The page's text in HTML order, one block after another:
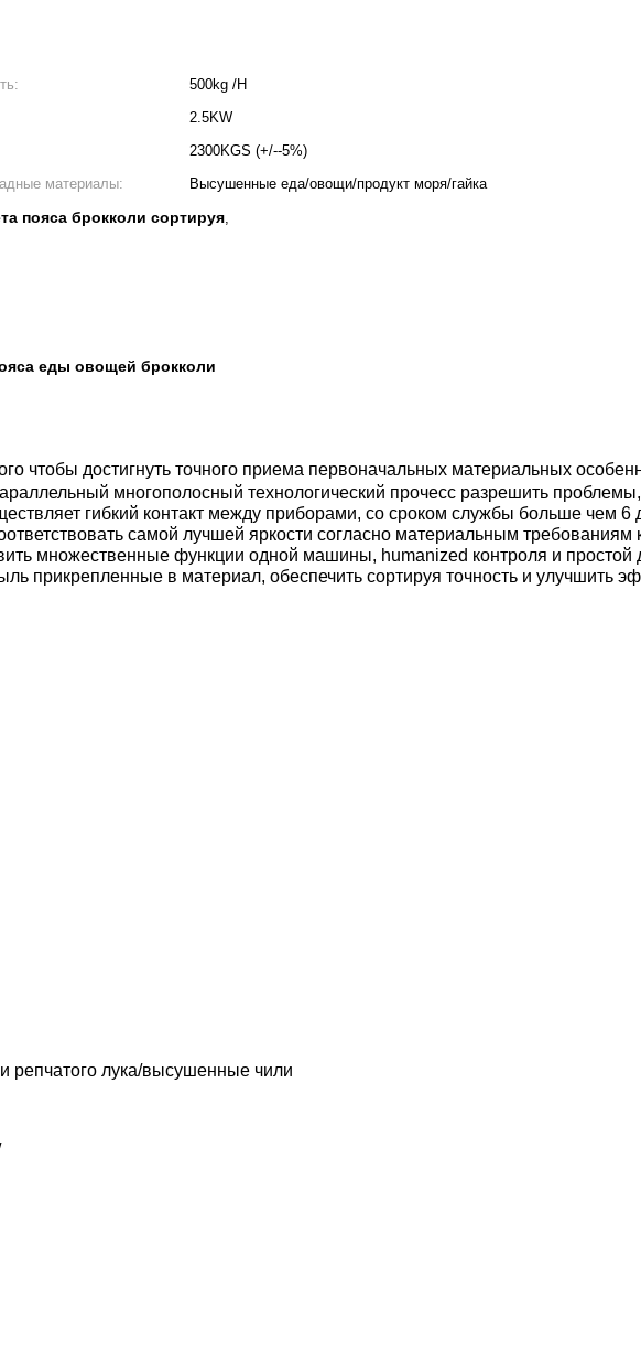
500kg /H
2.5KW
2300KGS (+/--5%)
материалы:
Высушенные еда/овощи/продукт моря/гайка
пояса брокколи сортируя,
еды овощей брокколи
чтобы достигнуть точного приема первоначальных материальных
многополосный технологический прочесс разрешить
гибкий контакт между приборами, со сроком службы больше
самой лучшей яркости согласно материальным
множественные функции одной машины, humanized контроля и простой
прикрепленные в материал, обеспечить сортируя точность и улучшить
репчатого лука/высушенные чили